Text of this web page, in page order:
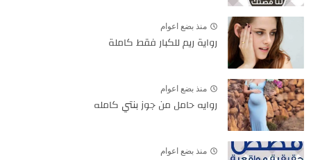
منذ بضع اعوام
رواية ريم للكبار فقط كاملة
منذ بضع اعوام
روايه حامل من جوز بنتي كامله
منذ بضع اعوام